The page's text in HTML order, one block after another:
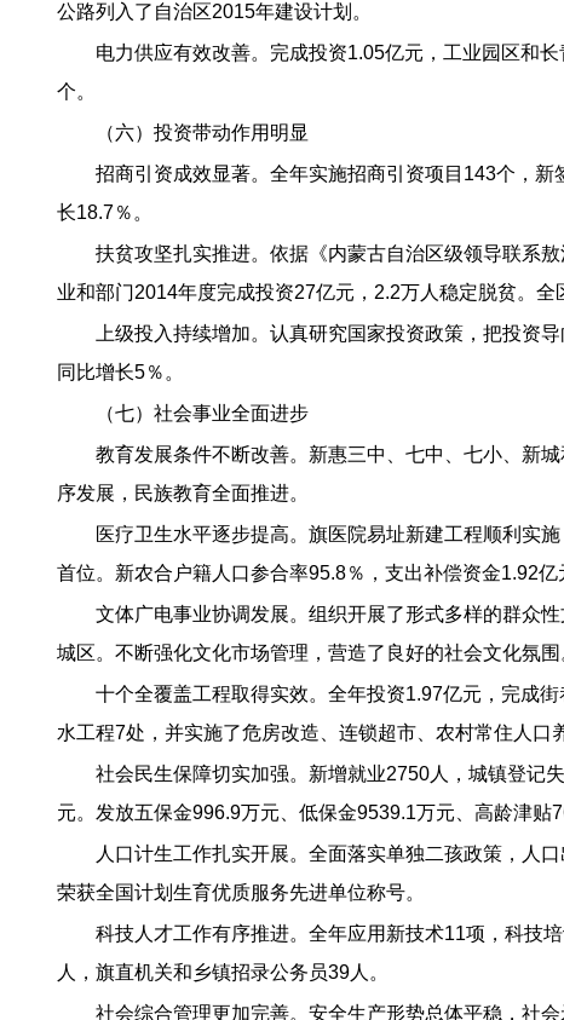
公路列入了自治区2015年建设计划。
电力供应有效改善。完成投资1.05亿元，工业园区和
个。
（六）投资带动作用明显
招商引资成效显著。全年实施招商引资项目143个，
长18.7％。
扶贫攻坚扎实推进。依据《内蒙古自治区级领导联系
业和部门2014年度完成投资27亿元，2.2万人稳定脱贫。
上级投入持续增加。认真研究国家投资政策，把投资
同比增长5％。
（七）社会事业全面进步
教育发展条件不断改善。新惠三中、七中、七小、新
序发展，民族教育全面推进。
医疗卫生水平逐步提高。旗医院易址新建工程顺利实
首位。新农合户籍人口参合率95.8％，支出补偿资金1.92亿
文体广电事业协调发展。组织开展了形式多样的群众
城区。不断强化文化市场管理，营造了良好的社会文化氛围
十个全覆盖工程取得实效。全年投资1.97亿元，完成
水工程7处，并实施了危房改造、连锁超市、农村常住人口
社会民生保障切实加强。新增就业2750人，城镇登记
元。发放五保金996.9万元、低保金9539.1万元、高龄津贴
人口计生工作扎实开展。全面落实单独二孩政策，人
荣获全国计划生育优质服务先进单位称号。
科技人才工作有序推进。全年应用新技术11项，科技
人，旗直机关和乡镇招录公务员39人。
社会综合管理更加完善。安全生产形势总体平稳，社